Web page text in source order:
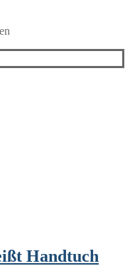
Handtuch